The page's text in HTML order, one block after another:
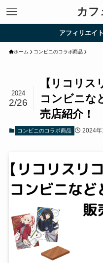
カフ
アフィリエイ
ホーム コンビニのコラボ商品
【リコリス
コンビニな
売店紹介！
2024
2/26
コンビニのコラボ商品 2024年